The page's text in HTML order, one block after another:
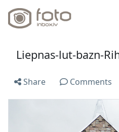
Liepnas-lut-bazn-
Share Comments